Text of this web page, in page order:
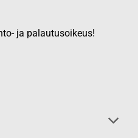
ja palautusoikeus!